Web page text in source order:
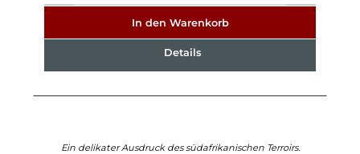
In den Warenkorb
Details
Ein delikater Ausdruck des südafrikanischen Terroirs.